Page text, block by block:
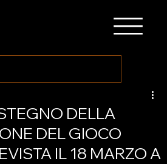
DELLA
DEL GIOCO
IL 18 MARZO A